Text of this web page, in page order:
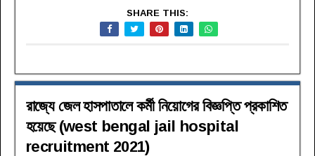
SHARE THIS:
রাজ্যে জেল হাসপাতালে কর্মী নিয়োগের বিজ্ঞপ্তি প্রকাশিত
হয়েছে (west bengal jail hospital
recruitment 2021)